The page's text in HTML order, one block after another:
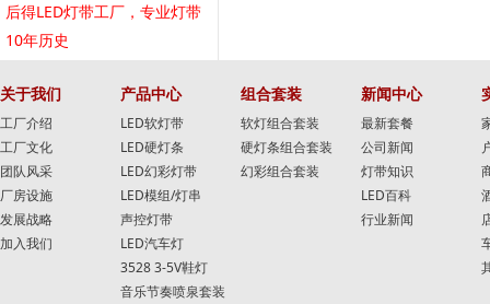
后得LED灯带工厂，专业灯带
10年历史
关于我们
工厂介绍
工厂文化
团队风采
厂房设施
发展战略
加入我们
产品中心
LED软灯带
LED硬灯条
LED幻彩灯带
LED模组/灯串
声控灯带
LED汽车灯
3528 3-5V鞋灯
音乐节奏喷泉套装
组合套装
软灯组合套装
硬灯条组合套装
幻彩组合套装
新闻中心
最新套餐
公司新闻
灯带知识
LED百科
行业新闻